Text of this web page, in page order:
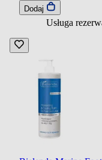
Dodaj
Usługa